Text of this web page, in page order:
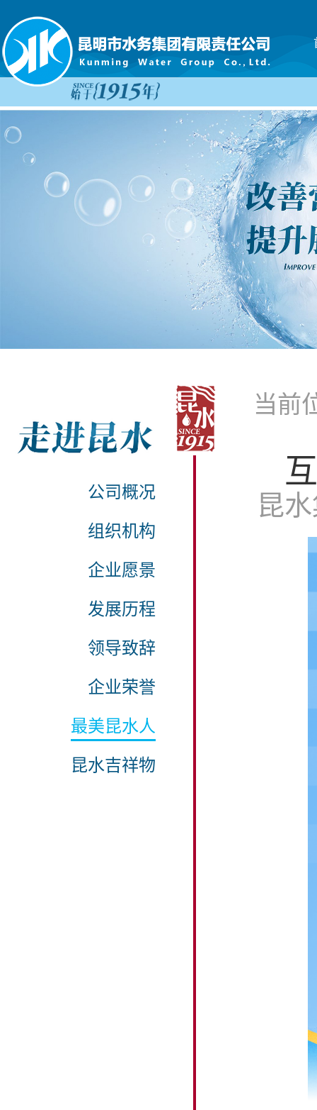
公司概况
组织机构
企业愿景
发展历程
领导致辞
企业荣誉
最美昆水人
昆水吉祥物
当前
昆